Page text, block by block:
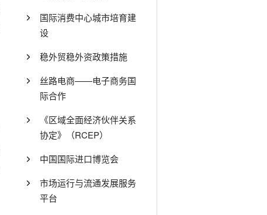
国际消费中心城市培育建
设
稳外贸稳外资政策措施
丝路电商——电子商务国
际合作
《区域全面经济伙伴关系
协定》（RCEP）
中国国际进口博览会
市场运行与流通发展服务
平台